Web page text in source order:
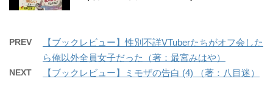
PREV
【ブックレビュー】性別不詳VTuberたちがオフ会した
ら俺以外全員女子だった（著：最宮みはや）
NEXT 【ブックレビュー】ミモザの告白 (4) （著：八目迷）